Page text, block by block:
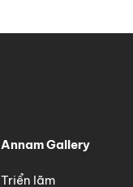
Annam Gallery
Triển lãm